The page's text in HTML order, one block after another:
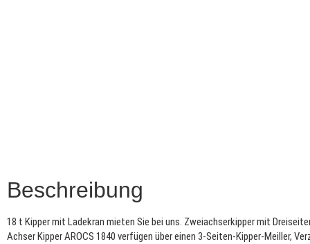
Beschreibung
18 t Kipper mit Ladekran mieten Sie bei uns. Zweiachserkipper mit
Achser Kipper AROCS 1840 verfügen über einen 3-Seiten-Kipper-Meiller,